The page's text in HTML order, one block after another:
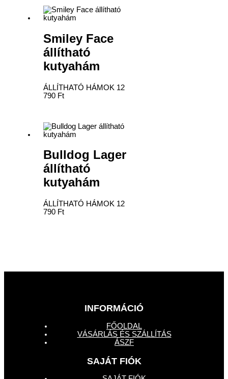
Smiley Face
állítható
kutyahám
ÁLLÍTHATÓ HÁMOK 12
790 Ft
Bulldog Lager
állítható
kutyahám
ÁLLÍTHATÓ HÁMOK 12
790 Ft
INFORMÁCIÓ
FŐOLDAL
VÁSÁRLÁS ÉS SZÁLLÍTÁS
ÁSZF
SAJÁT FIÓK